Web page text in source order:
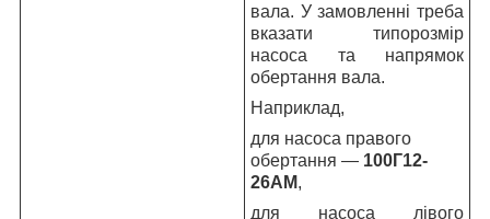
вала. У замовленні треба
вказати типорозмір
насоса та напрямок
обертання вала.
Наприклад,
для насоса правого
обертання — 100Г12-
26АМ,
для насоса лівого